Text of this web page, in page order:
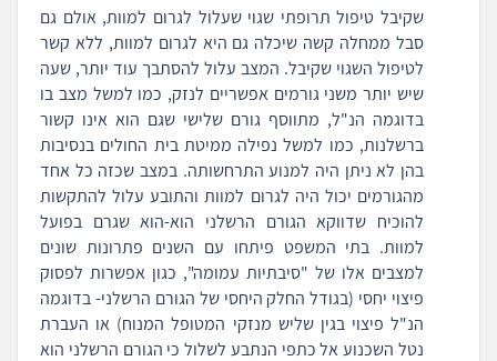
שקיבל טיפול תרופתי שגוי שעלול לגרום למוות, אולם גם
סבל ממחלה קשה שיכלה גם היא לגרום למוות, ללא קשר
לטיפול השגוי שקיבל. המצב עלול להסתבך עוד יותר, שעה
שיש יותר משני גורמים אפשריים לנזק, כמו למשל מצב בו
בדוגמה הנ"ל, מתווסף גורם שלישי שגם הוא אינו קשור
ברשלנות, כמו למשל נפילה ממיטת בית החולים בנסיבות
בהן לא ניתן היה למנוע התרחשותה. במצב שכזה כל אחד
מהגורמים יכול היה לגרום למוות והתובע עלול להתקשות
להוכיח שדווקא הגורם הרשלני הוא-הוא שגרם בפועל
למוות. בתי המשפט פיתחו עם השנים פתרונות שונים
למצבים אלו של "סיבתיות עמומה", כגון אפשרות לפסוק
פיצוי יחסי (בגודל החלק היחסי של הגורם הרשלני- בדוגמה
הנ"ל פיצוי בגין שליש מנזקי המטופל המנוח) או העברת
נטל השכנוע אל כתפי הנתבע לשלול כי הגורם הרשלני הוא